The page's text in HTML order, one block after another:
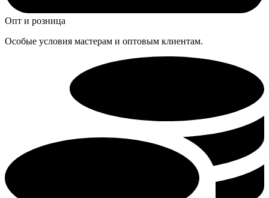
Опт и розница
Особые условия мастерам и оптовым клиентам.